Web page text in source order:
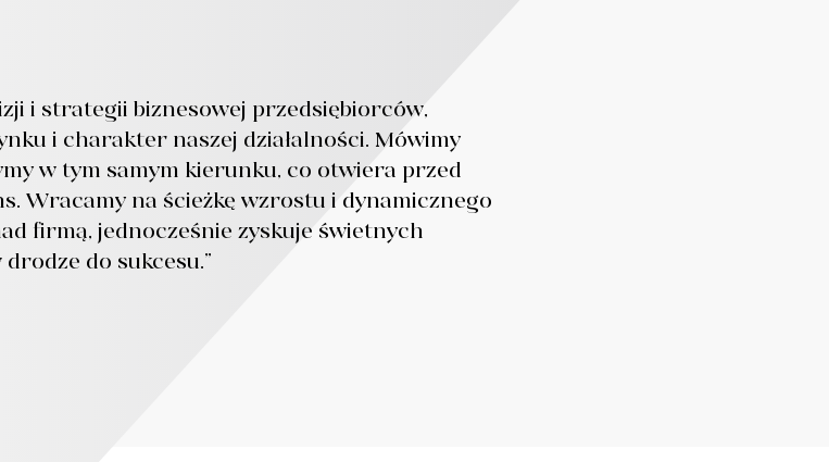
i strategii biznesowej przedsiębiorców,
i charakter naszej działalności. Mówimy
w tym samym kierunku, co otwiera przed
Wracamy na ścieżkę wzrostu i dynamicznego
firmą, jednocześnie zyskuje świetnych
do sukcesu.”